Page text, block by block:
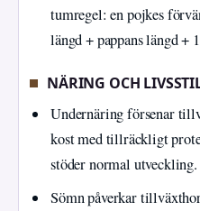
tumregel: en pojkes
längd + pappans längd +
NÄRING OCH
Undernäring försenar
kost med tillräckligt
stöder normal utveckling.
Sömn påverkar